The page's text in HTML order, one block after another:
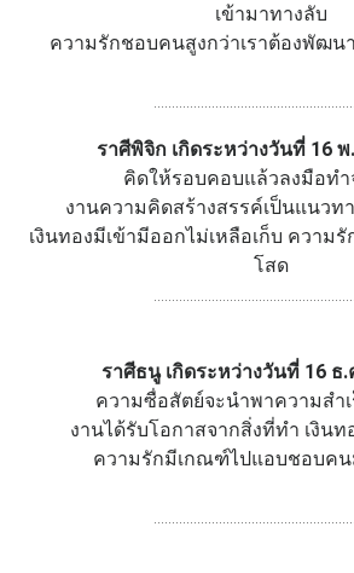
เข้ามาทางลับ
ความรักชอบคนสูงกว่าเราต้องพัฒน
ราศีพิจิก เกิดระหว่างวันที่ 16
คิดให้รอบคอบแล้วลงมือทำ
งานความคิดสร้างสรรค์เป็นแนวท
เงินทองมีเข้ามีออกไม่เหลือเก็บ ความ
โสด
ราศีธนู เกิดระหว่างวันที่ 16 ธ
ความซื่อสัตย์จะนำพาความสำ
งานได้รับโอกาสจากสิ่งที่ทำ เงินท
ความรักมีเกณฑ์ไปแอบชอบคน